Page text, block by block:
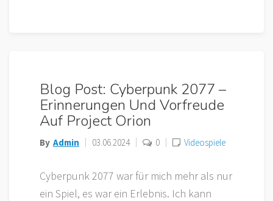
Blog Post: Cyberpunk 2077 –
Erinnerungen Und Vorfreude
Auf Project Orion
By Admin 03.06.2024 0 Videospiele
Cyberpunk 2077 war für mich mehr als nur
ein Spiel, es war ein Erlebnis. Ich kann